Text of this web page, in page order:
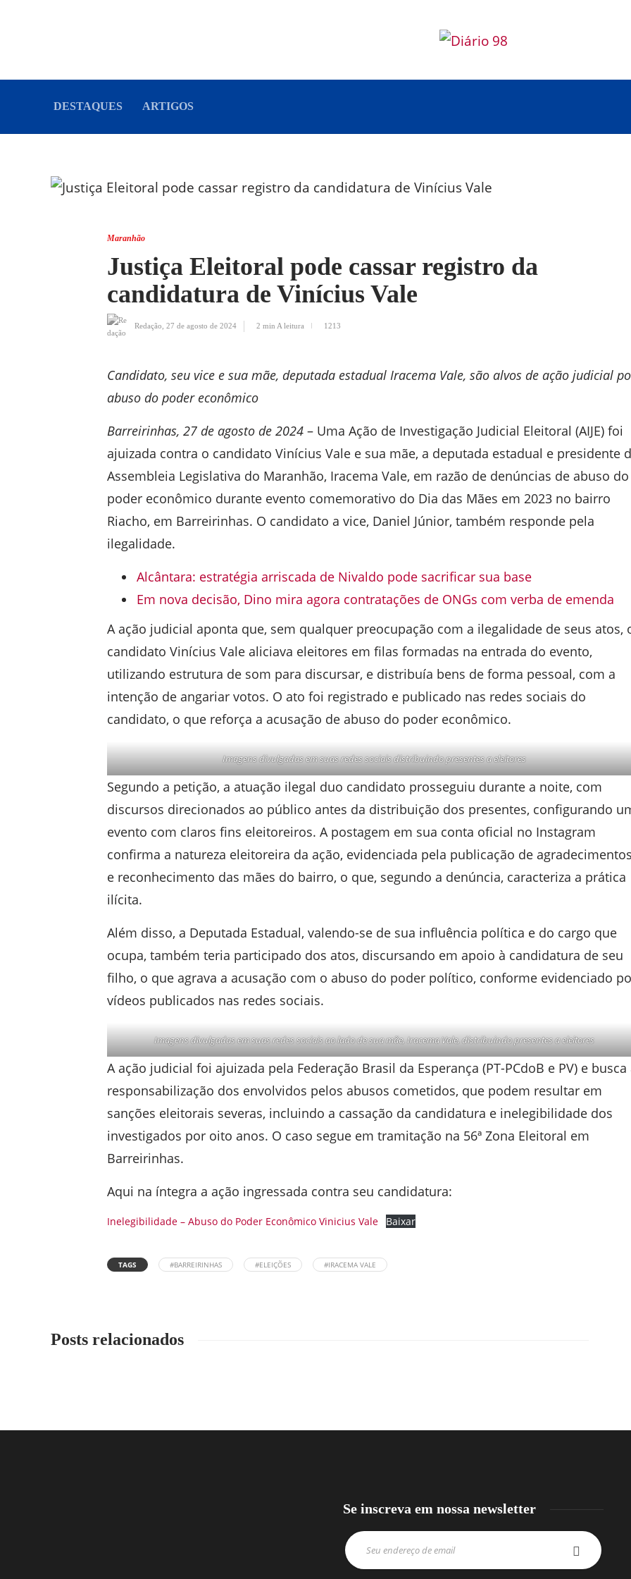
DESTAQUES ARTIGOS
Maranhão
Justiça Eleitoral pode cassar registro da
candidatura de Vinícius Vale
Redação 27 de agosto de 2024 2 min A leitura 1213
Candidato, seu vice e sua mãe, deputada estadual Iracema Vale, são alvos de ação judicial
abuso do poder econômico
Barreirinhas, 27 de agosto de 2024 – Uma Ação de Investigação Judicial Eleitoral (AIJE) foi
ajuizada contra o candidato Vinícius Vale e sua mãe, a deputada estadual e presidente
Assembleia Legislativa do Maranhão, Iracema Vale, em razão de denúncias de abuso do
poder econômico durante evento comemorativo do Dia das Mães em 2023 no bairro
Riacho, em Barreirinhas. O candidato a vice, Daniel Júnior, também responde pela
ilegalidade.
Alcântara: estratégia arriscada de Nivaldo pode sacrificar sua base
Em nova decisão, Dino mira agora contratações de ONGs com verba de emenda
A ação judicial aponta que, sem qualquer preocupação com a ilegalidade de seus atos,
candidato Vinícius Vale aliciava eleitores em filas formadas na entrada do evento,
utilizando estrutura de som para discursar, e distribuía bens de forma pessoal, com a
intenção de angariar votos. O ato foi registrado e publicado nas redes sociais do
candidato, o que reforça a acusação de abuso do poder econômico.
Imagens divulgadas em suas redes sociais distribuindo presentes a eleitores
Segundo a petição, a atuação ilegal duo candidato prosseguiu durante a noite, com
discursos direcionados ao público antes da distribuição dos presentes, configurando
evento com claros fins eleitoreiros. A postagem em sua conta oficial no Instagram
confirma a natureza eleitoreira da ação, evidenciada pela publicação de
e reconhecimento das mães do bairro, o que, segundo a denúncia, caracteriza a prática
ilícita.
Além disso, a Deputada Estadual, valendo-se de sua influência política e do cargo que
ocupa, também teria participado dos atos, discursando em apoio à candidatura de seu
filho, o que agrava a acusação com o abuso do poder político, conforme evidenciado
vídeos publicados nas redes sociais.
Imagens divulgadas em suas redes sociais ao lado de sua mãe, Iracema Vale, distribuindo presentes a eleitores
A ação judicial foi ajuizada pela Federação Brasil da Esperança (PT-PCdoB e PV) e busca
responsabilização dos envolvidos pelos abusos cometidos, que podem resultar em
sanções eleitorais severas, incluindo a cassação da candidatura e inelegibilidade dos
investigados por oito anos. O caso segue em tramitação na 56ª Zona Eleitoral em
Barreirinhas.
Aqui na íntegra a ação ingressada contra seu candidatura:
Inelegibilidade – Abuso do Poder Econômico Vinicius Vale Baixar
TAGS #BARREIRINHAS #ELEIÇÕES #IRACEMA VALE
Posts relacionados
Se inscreva em nossa newsletter